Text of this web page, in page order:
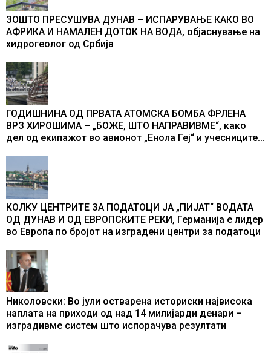
ЗОШТО ПРЕСУШУВА ДУНАВ – ИСПАРУВАЊЕ КАКО ВО
АФРИКА И НАМАЛЕН ДОТОК НА ВОДА, објаснување на
хидрогеолог од Србија
ГОДИШНИНА ОД ПРВАТА АТОМСКА БОМБА ФРЛЕНА
ВРЗ ХИРОШИМА – „БОЖЕ, ШТО НАПРАВИВМЕ“, како
дел од екипажот во авионот „Енола Геј“ и учесниците
промени текот на историјата
КОЛКУ ЦЕНТРИТЕ ЗА ПОДАТОЦИ ЈА „ПИЈАТ“ ВОДАТА
ОД ДУНАВ И ОД ЕВРОПСКИТЕ РЕКИ, Германија е лидер
во Европа по бројот на изградени центри за податоци
Николовски: Во јули остварена историски највисока
наплата на приходи од над 14 милијарди денари –
изградивме систем што испорачува резултати